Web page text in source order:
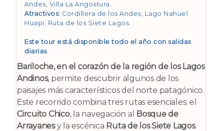
hasta
$ 1.550,00
Andes, Villa La Angostura .
Atractivos: Cordillera de los Andes, Lago Nahuel
Huapi, Ruta de los Siete Lagos.
Este tour está disponible todo el año con salidas
diarias.
Bariloche, en el corazón de la región de los Lagos
Andinos, permite descubrir algunos de los
paisajes más característicos del norte patagónico.
Este recorrido combina tres rutas esenciales: el
Circuito Chico, la navegación al Bosque de
Arrayanesy la escénica Ruta de los Siete Lagos.